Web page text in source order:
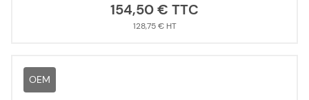
154,50 €
128,75 €
OEM